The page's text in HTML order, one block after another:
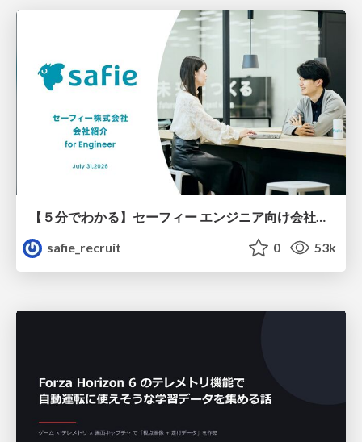
【５分でわかる】セーフィー エンジニア向け会社紹介
safie_recruit
0 53k